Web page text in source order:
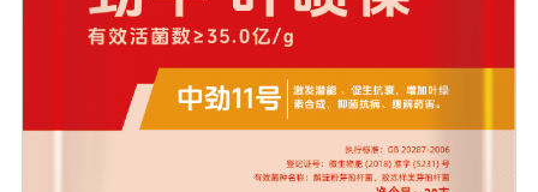
存，避免阳光直射和雨淋【保 质 期】24个月【性 状】粉
剂【活 菌 数】≥10亿/克